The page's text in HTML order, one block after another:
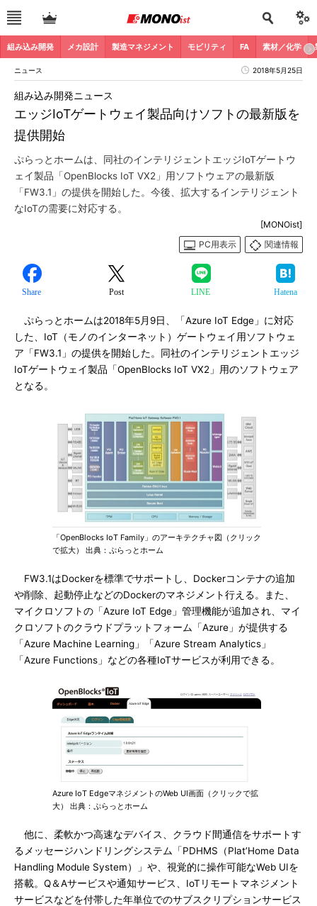
組み込み開発 メカ設計 製造マネジメント モビリティ FA 素材／化学
ニュース 2018年5月25日
エッジIoTゲートウェイ製品向けソフトの最新版を
提供開始
組み込み開発ニュース
ぷらっとホームは、同社のインテリジェントエッジIoTゲートウ
ェイ製品「OpenBlocks IoT VX2」用ソフトウェアの最新版
「FW3.1」の提供を開始した。今後、拡大するインテリジェント
なIoTの需要に対応する。
[MONOist]
PC用表示
関連情報
Share Post LINE Hatena
ぷらっとホームは2018年5月9日、「Azure IoT Edge」に対応
した、IoT（モノのインターネット）ゲートウェイ用ソフトウェ
ア「FW3.1」の提供を開始した。同社のインテリジェントエッジ
IoTゲートウェイ製品「OpenBlocks IoT VX2」用のソフトウェア
となる。
「OpenBlocks IoT Family」のアーキテクチャ図（クリック
で拡大） 出典：ぷらっとホーム
FW3.1はDockerを標準でサポートし、Dockerコンテナの追加
や削除、起動停止などのDockerのマネジメント行える。また、
マイクロソフトの「Azure IoT Edge」管理機能が追加され、マイ
クロソフトのクラウドプラットフォーム「Azure」が提供する
「Azure Machine Learning」「Azure Stream Analytics」
「Azure Functions」などの各種IoTサービスが利用できる。
Azure IoT EdgeマネジメントのWeb UI画面（クリックで拡
大） 出典：ぷらっとホーム
他に、柔軟かつ高速なデバイス、クラウド間通信をサポートす
るメッセージハンドリングシステム「PDHMS（Plat’Home Data
Handling Module System）」や、視覚的に操作可能なWeb UIを
搭載。Q＆Aサービスや通知サービス、IoTリモートマネジメント
サービスなどを付帯した年単位でのサブスクリプションサービス